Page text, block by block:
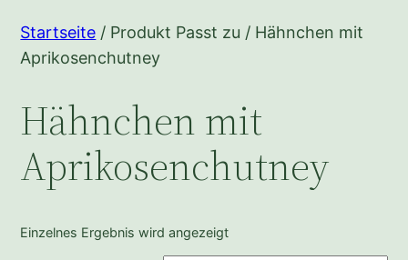
Startseite / Produkt Passt zu / Hähnchen mit
Aprikosenchutney
Hähnchen mit
Aprikosenchutney
Einzelnes Ergebnis wird angezeigt